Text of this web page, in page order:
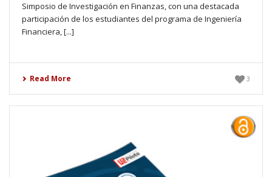
Simposio de Investigación en Finanzas, con una destacada
participación de los estudiantes del programa de Ingeniería
Financiera, [...]
Read More 3